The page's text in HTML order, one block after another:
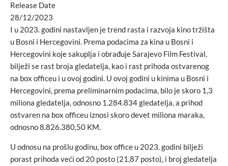
Release Date
28/12/2023
I u 2023. godini nastavljen je trend rasta i razvoja kino tržišta
u Bosni i Hercegovini. Prema podacima za kina u Bosni i
Hercegovini koje sakuplja i obrađuje Sarajevo Film Festival,
bilježi se rast broja gledatelja, kao i rast prihoda ostvarenog
na box officeu i u ovoj godini. U ovoj godini u kinima u Bosni i
Hercegovini, prema preliminarnim podacima, bilo je skoro 1,3
miliona gledatelja, odnosno 1.284.834 gledatelja, a prihod
ostvaren na box officeu iznosi skoro devet miliona maraka,
odnosno 8.826.380,50 KM.
U odnosu na prošlu godinu, box office u 2023. godini bilježi
porast prihoda veći od 20 posto (21,87 posto), i broj gledatelja